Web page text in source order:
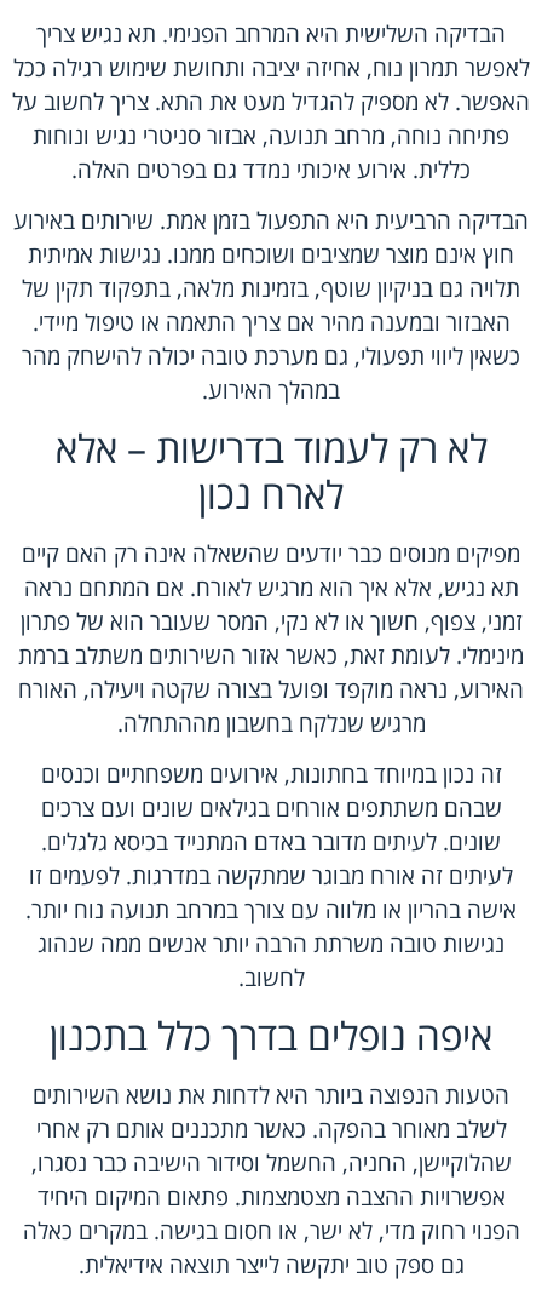
הבדיקה השלישית היא המרחב הפנימי. תא נגיש צריך
לאפשר תמרון נוח, אחיזה יציבה ותחושת שימוש רגילה ככל
האפשר. לא מספיק להגדיל מעט את התא. צריך לחשוב על
פתיחה נוחה, מרחב תנועה, אבזור סניטרי נגיש ונוחות
כללית. אירוע איכותי נמדד גם בפרטים האלה.
הבדיקה הרביעית היא התפעול בזמן אמת. שירותים באירוע
חוץ אינם מוצר שמציבים ושוכחים ממנו. נגישות אמיתית
תלויה גם בניקיון שוטף, בזמינות מלאה, בתפקוד תקין של
האבזור ובמענה מהיר אם צריך התאמה או טיפול מיידי.
כשאין ליווי תפעולי, גם מערכת טובה יכולה להישחק מהר
במהלך האירוע.
לא רק לעמוד בדרישות – אלא
לארח נכון
מפיקים מנוסים כבר יודעים שהשאלה אינה רק האם קיים
תא נגיש, אלא איך הוא מרגיש לאורח. אם המתחם נראה
זמני, צפוף, חשוך או לא נקי, המסר שעובר הוא של פתרון
מינימלי. לעומת זאת, כאשר אזור השירותים משתלב ברמת
האירוע, נראה מוקפד ופועל בצורה שקטה ויעילה, האורח
מרגיש שנלקח בחשבון מההתחלה.
זה נכון במיוחד בחתונות, אירועים משפחתיים וכנסים
שבהם משתתפים אורחים בגילאים שונים ועם צרכים
שונים. לעיתים מדובר באדם המתנייד בכיסא גלגלים.
לעיתים זה אורח מבוגר שמתקשה במדרגות. לפעמים זו
אישה בהריון או מלווה עם צורך במרחב תנועה נוח יותר.
נגישות טובה משרתת הרבה יותר אנשים ממה שנהוג
לחשוב.
איפה נופלים בדרך כלל בתכנון
הטעות הנפוצה ביותר היא לדחות את נושא השירותים
לשלב מאוחר בהפקה. כאשר מתכננים אותם רק אחרי
שהלוקיישן, החניה, החשמל וסידור הישיבה כבר נסגרו,
אפשרויות ההצבה מצטמצמות. פתאום המיקום היחיד
הפנוי רחוק מדי, לא ישר, או חסום בגישה. במקרים כאלה
גם ספק טוב יתקשה לייצר תוצאה אידיאלית.